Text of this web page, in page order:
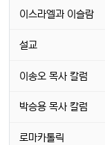
이스라엘과 이슬람
설교
이송오 목사 칼럼
박승용 목사 칼럼
로마카톨릭